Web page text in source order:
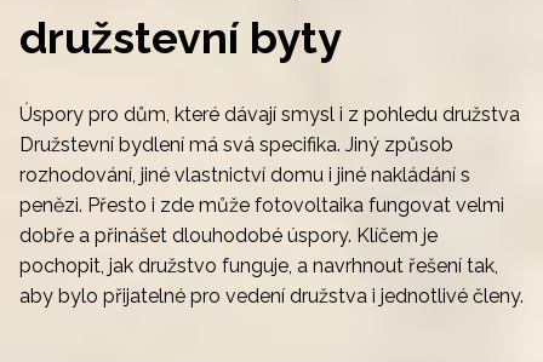
družstevní byty
Úspory pro dům, které dávají smysl i z pohledu družstva
Družstevní bydlení má svá specifika. Jiný způsob
rozhodování, jiné vlastnictví domu i jiné nakládání s
penězi. Přesto i zde může fotovoltaika fungovat velmi
dobře a přinášet dlouhodobé úspory. Klíčem je
pochopit, jak družstvo funguje, a navrhnout řešení tak,
aby bylo přijatelné pro vedení družstva i jednotlivé členy.